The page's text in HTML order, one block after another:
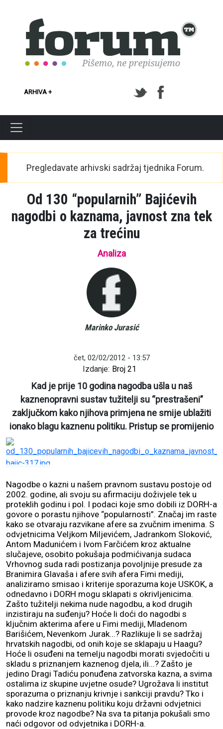
ARHIVA +
Pregledavate arhivski sadržaj tjednika Forum.
Od 130 “popularnih” Bajićevih
nagodbi o kaznama, javnost zna tek
za trećinu
Analiza
Marinko Jurasić
čet, 02/02/2012 - 13:57
Izdanje: Broj 21
Kad je prije 10 godina nagodba ušla u naš
kaznenopravni sustav tužitelji su “prestrašeni”
zaključkom kako njihova primjena ne smije ublažiti
ionako blagu kaznenu politiku. Pristup se promijenio
Nagodbe o kazni u našem pravnom sustavu postoje od
2002. godine, ali svoju su afirmaciju doživjele tek u
proteklih godinu i pol. I podaci koje smo dobili iz DORH-a
govore o porastu njihove “popularnosti”. Značaj im raste
kako se otvaraju razvikane afere sa zvučnim imenima. S
odvjetnicima Veljkom Miljevićem, Jadrankom Sloković,
Antom Madunićem i Ivom Farčićem kroz aktualne
slučajeve, osobito pokušaja podmićivanja sudaca
Vrhovnog suda radi postizanja povoljnije presude za
Branimira Glavaša i afere svih afera Fimi mediji,
analiziramo smisao i kriterije sporazuma koje USKOK, a
odnedavno i DORH mogu sklapati s okrivljenicima.
Zašto tužitelji nekima nude nagodbu, a kod drugih
inzistiraju na suđenju? Hoće li doći do nagodbi s
ključnim akterima afere u Fimi mediji, Mladenom
Barišićem, Nevenkom Jurak...? Razlikuje li se sadržaj
hrvatskih nagodbi, od onih koje se sklapaju u Haagu?
Hoće li osuđeni na temelju nagodbi morati svjedočiti u
skladu s priznanjem kaznenog djela, ili...? Zašto je
jedino Dragi Tadiću ponuđena zatvorska kazna, a svima
ostalima iz skupine uvjetne osude? Ugrožava li institut
sporazuma o priznanju krivnje i sankciji pravdu? Tko i
kako nadzire kaznenu politiku koju državni odvjetnici
provode kroz nagodbe? Na sva ta pitanja pokušali smo
naći odgovor od odvjetnika i DORH-a.